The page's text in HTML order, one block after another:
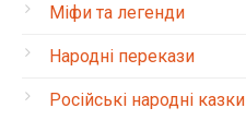
Міфи та легенди
Народні перекази
Російські народні казки